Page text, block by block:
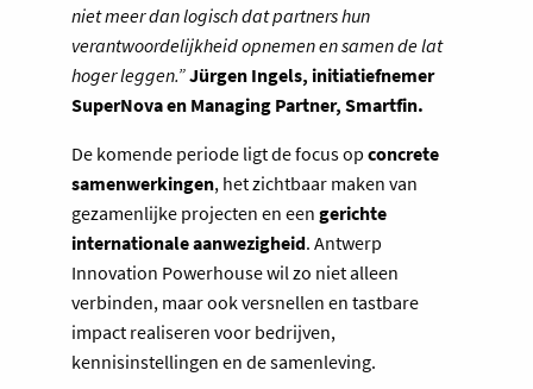
niet meer dan logisch dat partners hun
verantwoordelijkheid opnemen en samen de lat
hoger leggen.”Jürgen Ingels, initiatiefnemer
SuperNova en Managing Partner, Smartfin.
De komende periode ligt de focus op concrete
samenwerkingen, het zichtbaar maken van
gezamenlijke projecten en een gerichte
internationale aanwezigheid. Antwerp
Innovation Powerhouse wil zo niet alleen
verbinden, maar ook versnellen en tastbare
impact realiseren voor bedrijven,
kennisinstellingen en de samenleving.